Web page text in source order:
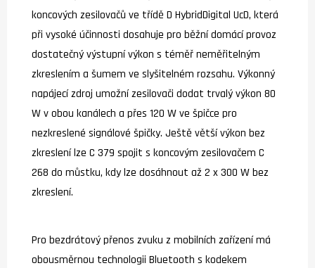
koncových zesilovačů ve třídě D HybridDigital UcD, která
při vysoké účinnosti dosahuje pro běžní domácí provoz
dostatečný výstupní výkon s téměř neměřitelným
zkreslením a šumem ve slyšitelném rozsahu. Výkonný
napájecí zdroj umožní zesilovači dodat trvalý výkon 80
W v obou kanálech a přes 120 W ve špičce pro
nezkreslené signálové špičky. Ještě větší výkon bez
zkreslení lze C 379 spojit s koncovým zesilovačem C
268 do můstku, kdy lze dosáhnout až 2 x 300 W bez
zkreslení.
Pro bezdrátový přenos zvuku z mobilních zařízení má
obousměrnou technologii Bluetooth s kodekem